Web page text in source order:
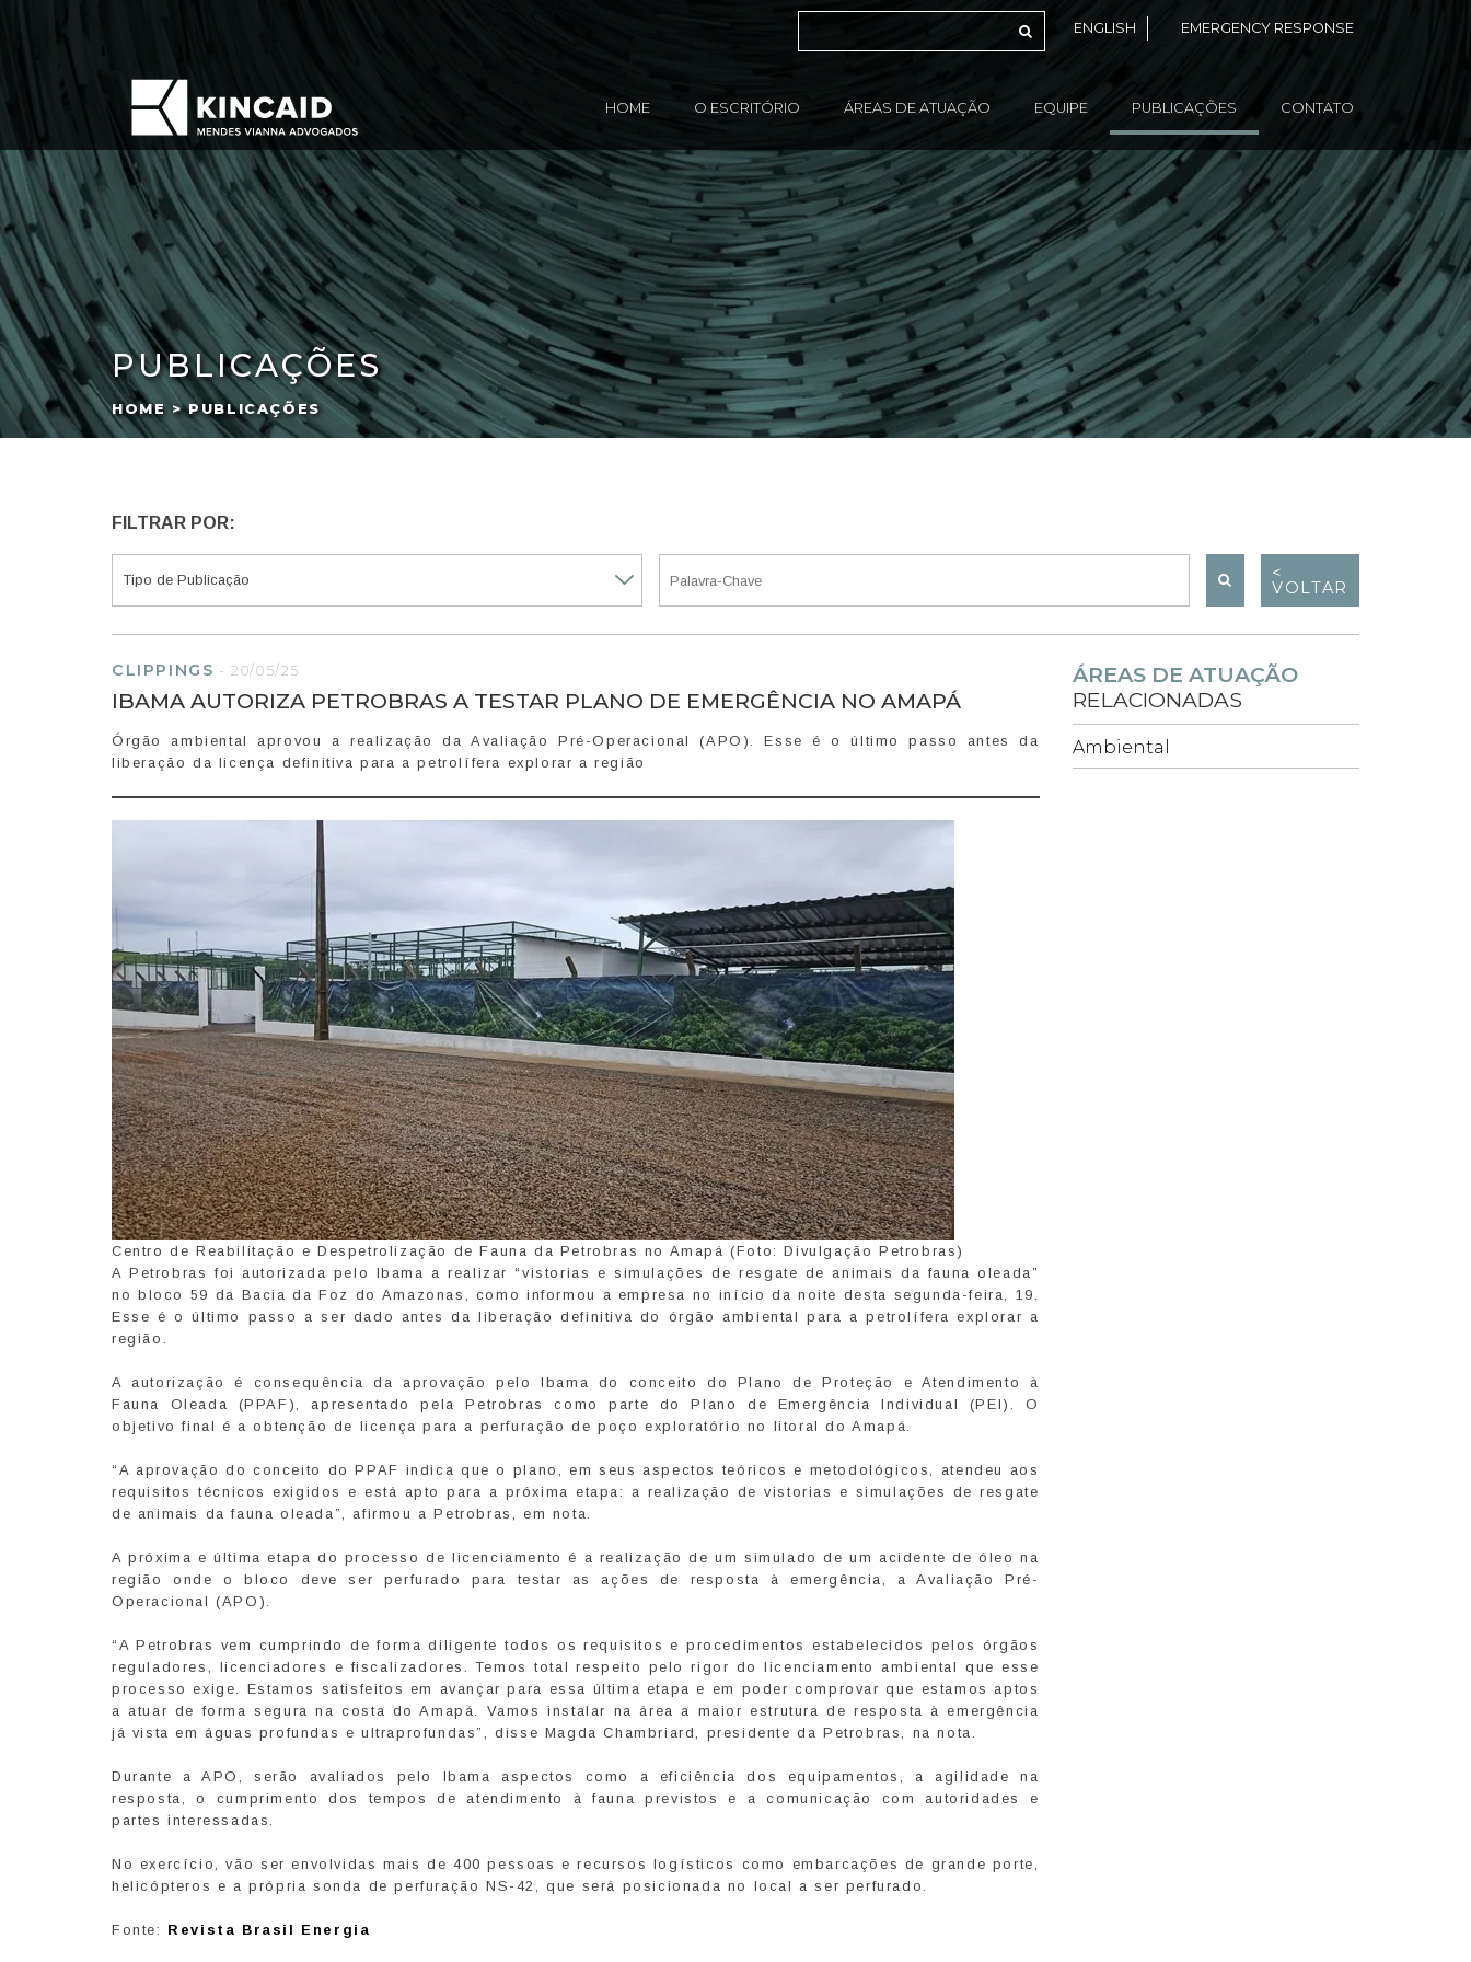
ENGLISH EMERGENCY RESPONSE
HOME O ESCRITÓRIO ÁREAS DE ATUAÇÃO EQUIPE PUBLICAÇÕES CONTATO
PUBLICAÇÕES
HOME > PUBLICAÇÕES
FILTRAR POR:
<
VOLTAR
CLIPPINGS -20/05/25
IBAMA AUTORIZA PETROBRAS A TESTAR PLANO DE EMERGÊNCIA NO AMAPÁ
Órgão ambiental aprovou a realização da Avaliação Pré-Operacional (APO). Esse é o último passo antes da
liberação da licença definitiva para a petrolífera explorar a região
Centro de Reabilitação e Despetrolização de Fauna da Petrobras no Amapá (Foto: Divulgação Petrobras)
A Petrobras foi autorizada pelo Ibama a realizar “vistorias e simulações de resgate de animais da fauna oleada”
no bloco 59 da Bacia da Foz do Amazonas, como informou a empresa no início da noite desta segunda-feira, 19.
Esse é o último passo a ser dado antes da liberação definitiva do órgão ambiental para a petrolífera explorar a
região.
A autorização é consequência da aprovação pelo Ibama do conceito do Plano de Proteção e Atendimento à
Fauna Oleada (PPAF), apresentado pela Petrobras como parte do Plano de Emergência Individual (PEI). O
objetivo final é a obtenção de licença para a perfuração de poço exploratório no litoral do Amapá.
“A aprovação do conceito do PPAF indica que o plano, em seus aspectos teóricos e metodológicos, atendeu aos
requisitos técnicos exigidos e está apto para a próxima etapa: a realização de vistorias e simulações de resgate
de animais da fauna oleada”, afirmou a Petrobras, em nota.
A próxima e última etapa do processo de licenciamento é a realização de um simulado de um acidente de óleo na
região onde o bloco deve ser perfurado para testar as ações de resposta à emergência, a Avaliação Pré-
Operacional (APO).
“A Petrobras vem cumprindo de forma diligente todos os requisitos e procedimentos estabelecidos pelos órgãos
reguladores, licenciadores e fiscalizadores. Temos total respeito pelo rigor do licenciamento ambiental que esse
processo exige. Estamos satisfeitos em avançar para essa última etapa e em poder comprovar que estamos aptos
a atuar de forma segura na costa do Amapá. Vamos instalar na área a maior estrutura de resposta à emergência
já vista em águas profundas e ultraprofundas”, disse Magda Chambriard, presidente da Petrobras, na nota.
Durante a APO, serão avaliados pelo Ibama aspectos como a eficiência dos equipamentos, a agilidade na
resposta, o cumprimento dos tempos de atendimento à fauna previstos e a comunicação com autoridades e
partes interessadas.
No exercício, vão ser envolvidas mais de 400 pessoas e recursos logísticos como embarcações de grande porte,
helicópteros e a própria sonda de perfuração NS-42, que será posicionada no local a ser perfurado.
Fonte: Revista Brasil Energia
ÁREAS DE ATUAÇÃO
RELACIONADAS
Ambiental